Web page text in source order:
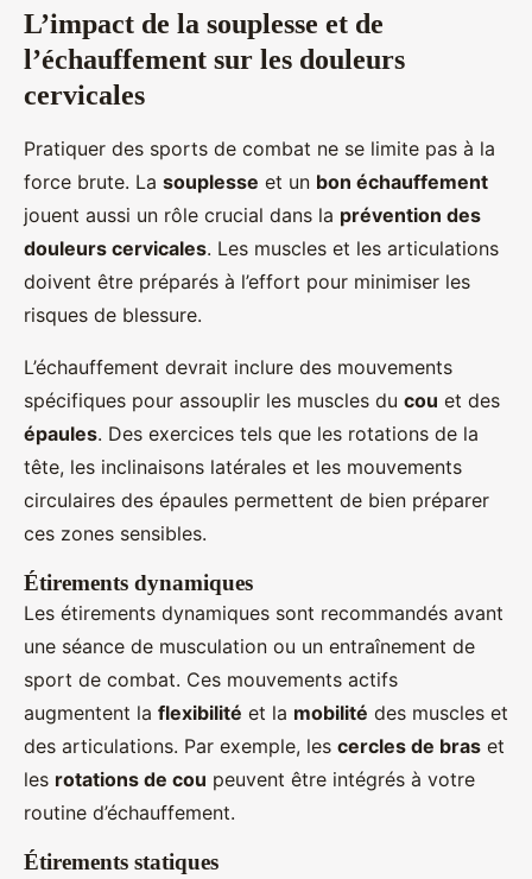
L’impact de la souplesse et de
l’échauffement sur les douleurs
cervicales
Pratiquer des sports de combat ne se limite pas à la
force brute. La souplesse et un bon échauffement
jouent aussi un rôle crucial dans la prévention des
douleurs cervicales. Les muscles et les articulations
doivent être préparés à l’effort pour minimiser les
risques de blessure.
L’échauffement devrait inclure des mouvements
spécifiques pour assouplir les muscles du cou et des
épaules. Des exercices tels que les rotations de la
tête, les inclinaisons latérales et les mouvements
circulaires des épaules permettent de bien préparer
ces zones sensibles.
Étirements dynamiques
Les étirements dynamiques sont recommandés avant
une séance de musculation ou un entraînement de
sport de combat. Ces mouvements actifs
augmentent la flexibilité et la mobilité des muscles et
des articulations. Par exemple, les cercles de bras et
les rotations de cou peuvent être intégrés à votre
routine d’échauffement.
Étirements statiques